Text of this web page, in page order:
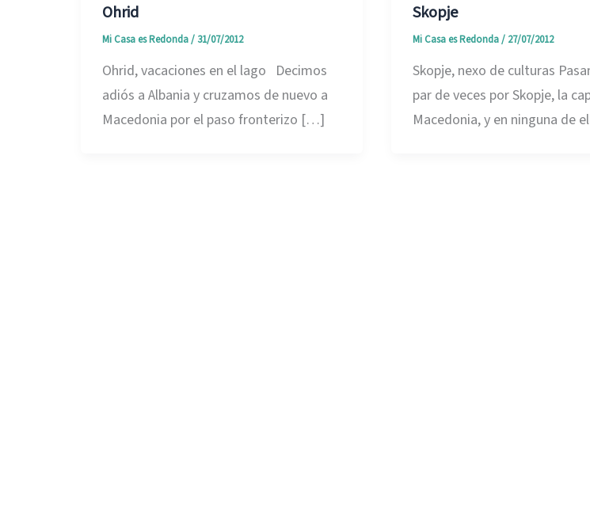
Ohrid
Mi Casa es Redonda/ 31/07/2012
Ohrid, vacaciones en el lago Decimos
adiós a Albania y cruzamos de nuevo a
Macedonia por el paso fronterizo […]
Skopje
Mi Casa es Redonda/ 27/07/2012
Skopje, nexo de culturas
par de veces por Skopje, la
Macedonia, y en ninguna de